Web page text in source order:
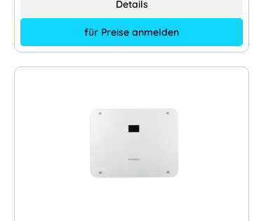
für Preise anmelden
Details